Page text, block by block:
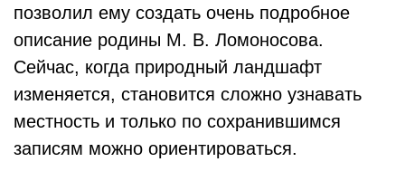
позволил ему создать очень подробное
описание родины М. В. Ломоносова.
Сейчас, когда природный ландшафт
изменяется, становится сложно узнавать
местность и только по сохранившимся
записям можно ориентироваться.